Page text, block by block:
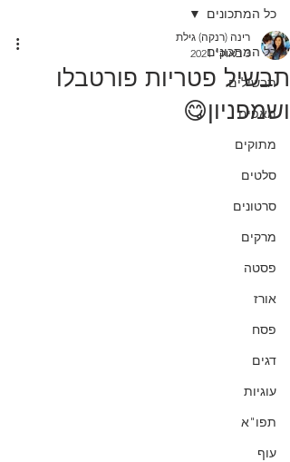
כל המתכונים
תבשילים
מאפים
מתוקים
סלטים
סרטונים
מרקים
פסטה
אורז
פסח
דגים
עוגיות
תפו"א
עוף
כל המתכונים
תבשיל פטריות פורטבלו
ושמפניון😋
רינה (רנקה) גילת
3 באוק׳ 2021